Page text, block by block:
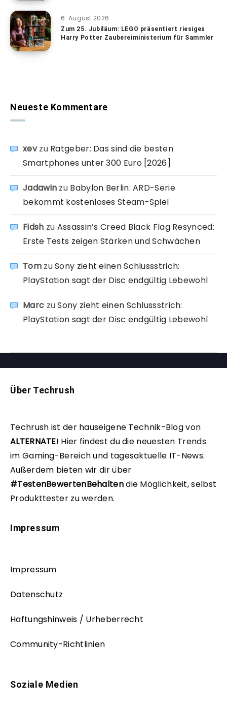
6. August 2026
Zum 25. Jubiläum: LEGO präsentiert riesiges
Harry Potter Zaubereiministerium für Sammler
Neueste Kommentare
xevzu Ratgeber: Das sind die besten
Smartphones unter 300 Euro [2026]
Jadawin zu Babylon Berlin: ARD-Serie
bekommt kostenloses Steam-Spiel
Fidsh zu Assassin’s Creed Black Flag Resynced:
Erste Tests zeigen Stärken und Schwächen
TomzuSony zieht einen Schlussstrich:
PlayStation sagt der Disc endgültig Lebewohl
Marc zuSony zieht einen Schlussstrich:
PlayStation sagt der Disc endgültig Lebewohl
Über Techrush
Techrush ist der hauseigene Technik-Blog von
ALTERNATE! Hier findest du die neuesten Trends
im Gaming-Bereich und tagesaktuelle IT-News.
Außerdem bieten wir dir über
#TestenBewertenBehaltendie Möglichkeit, selbst
Produkttester zu werden.
Impressum
Impressum
Datenschutz
Haftungshinweis / Urheberrecht
Community-Richtlinien
Soziale Medien